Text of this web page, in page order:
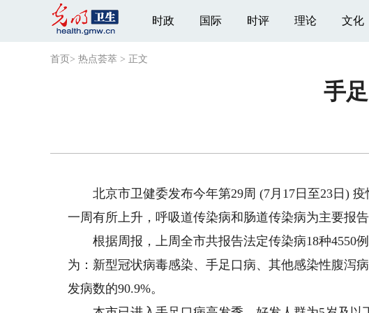
时政 国际 时评 理论 文化
首页 > 热点荟萃 > 正文
手
北京市卫健委发布今年第29周 (7月17日至23日) 疫
一周有所上升，呼吸道传染病和肠道传染病为主要报告
根据周报，上周全市共报告法定传染病18种4550
为：新型冠状病毒感染、手足口病、其他感染性腹泻
发病数的90.9%。